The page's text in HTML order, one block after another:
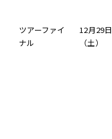
ツアーファイ
ナル
12月29日
（土）